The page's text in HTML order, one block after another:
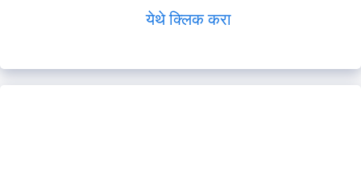
येथे क्लिक करा